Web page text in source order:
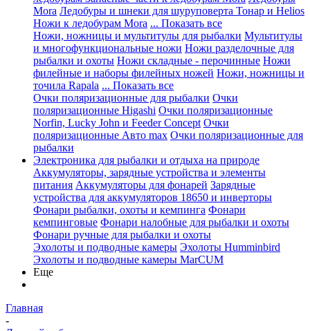
Mora Ледобуры и шнеки для шуруповерта Тонар и Helios
Ножи к ледобурам Mora ... Показать все
Ножи, ножницы и мультитулы для рыбалки Мультитулы
и многофункциональные ножи Ножи разделочные для
рыбалки и охоты Ножи складные - перочинные Ножи
филейные и наборы филейных ножей Ножи, ножницы и
точила Rapala ... Показать все
Очки поляризационные для рыбалки Очки
поляризационные Higashi Очки поляризационные
Norfin, Lucky John и Feeder Concept Очки
поляризационные Авто max Очки поляризационные для
рыбалки
Электроника для рыбалки и отдыха на природе
Аккумуляторы, зарядные устройства и элементы
питания Аккумуляторы для фонарей Зарядные
устройства для аккумуляторов 18650 и инверторы
Фонари рыбалки, охоты и кемпинга Фонари
кемпинговые Фонари налобные для рыбалки и охоты
Фонари ручные для рыбалки и охоты
Эхолоты и подводные камеры Эхолоты Humminbird
Эхолоты и подводные камеры MarCUM
Еще
Главная
-